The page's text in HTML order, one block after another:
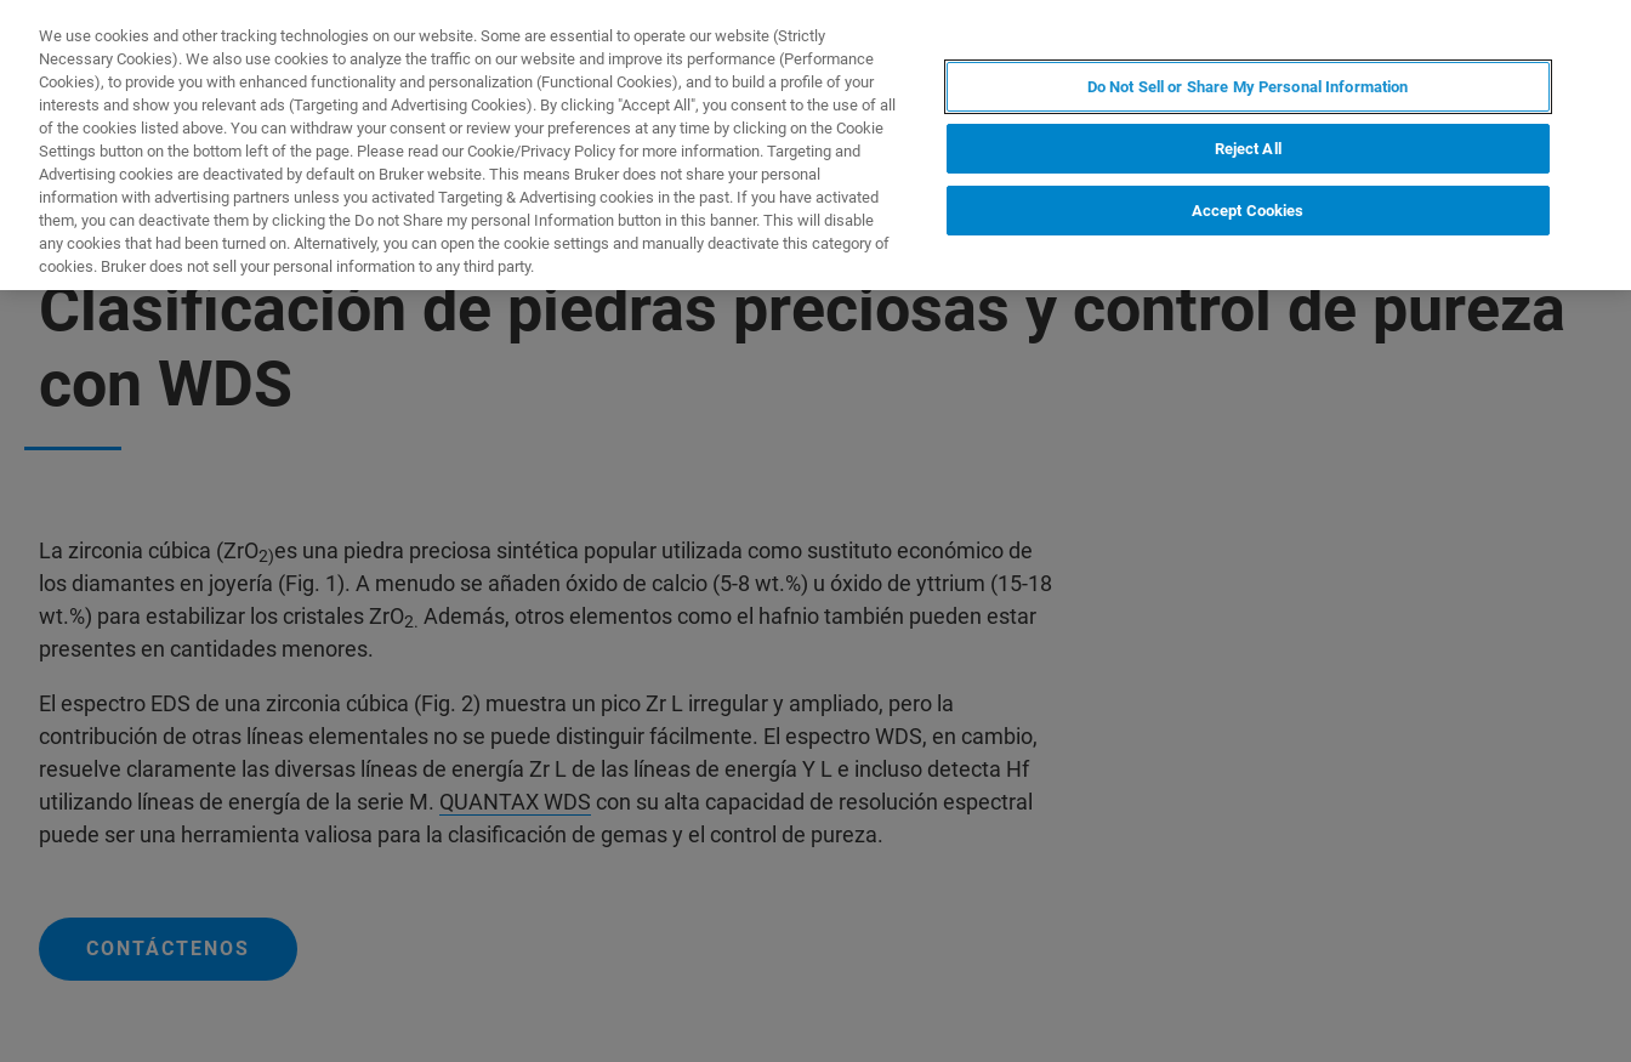
PRODUCTOS Y SOLUCIONES APLICACIONES
Clasificación de piedras preciosas y control de pureza
con WDS
La zirconia cúbica (ZrO2)es una piedra preciosa sintética popular utilizada como sustituto económico de
los diamantes en joyería (Fig. 1). A menudo se añaden óxido de calcio (5-8 wt.%) u óxido de yttrium (15-18
wt.%) para estabilizar los cristales ZrO2. Además, otros elementos como el hafnio también pueden estar
presentes en cantidades menores.
El espectro EDS de una zirconia cúbica (Fig. 2) muestra un pico Zr L irregular y ampliado, pero la
contribución de otras líneas elementales no se puede distinguir fácilmente. El espectro WDS, en cambio,
resuelve claramente las diversas líneas de energía Zr L de las líneas de energía Y L e incluso detecta Hf
utilizando líneas de energía de la serie M. QUANTAX WDS con su alta capacidad de resolución espectral
puede ser una herramienta valiosa para la clasificación de gemas y el control de pureza.
CONTÁCTENOS
We use cookies and other tracking technologies on our website. Some are essential to operate our website (Strictly
Necessary Cookies). We also use cookies to analyze the traffic on our website and improve its performance (Performance
Cookies), to provide you with enhanced functionality and personalization (Functional Cookies), and to build a profile of your
interests and show you relevant ads (Targeting and Advertising Cookies). By clicking "Accept All", you consent to the use of all
of the cookies listed above. You can withdraw your consent or review your preferences at any time by clicking on the Cookie
Settings button on the bottom left of the page. Please read our Cookie/Privacy Policy for more information. Targeting and
Advertising cookies are deactivated by default on Bruker website. This means Bruker does not share your personal
information with advertising partners unless you activated Targeting & Advertising cookies in the past. If you have activated
them, you can deactivate them by clicking the Do not Share my personal Information button in this banner. This will disable
any cookies that had been turned on. Alternatively, you can open the cookie settings and manually deactivate this category of
cookies. Bruker does not sell your personal information to any third party.
Do Not Sell or Share My Personal Information
Reject All
Accept Cookies